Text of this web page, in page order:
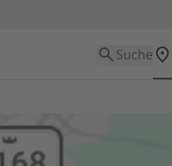
Suche